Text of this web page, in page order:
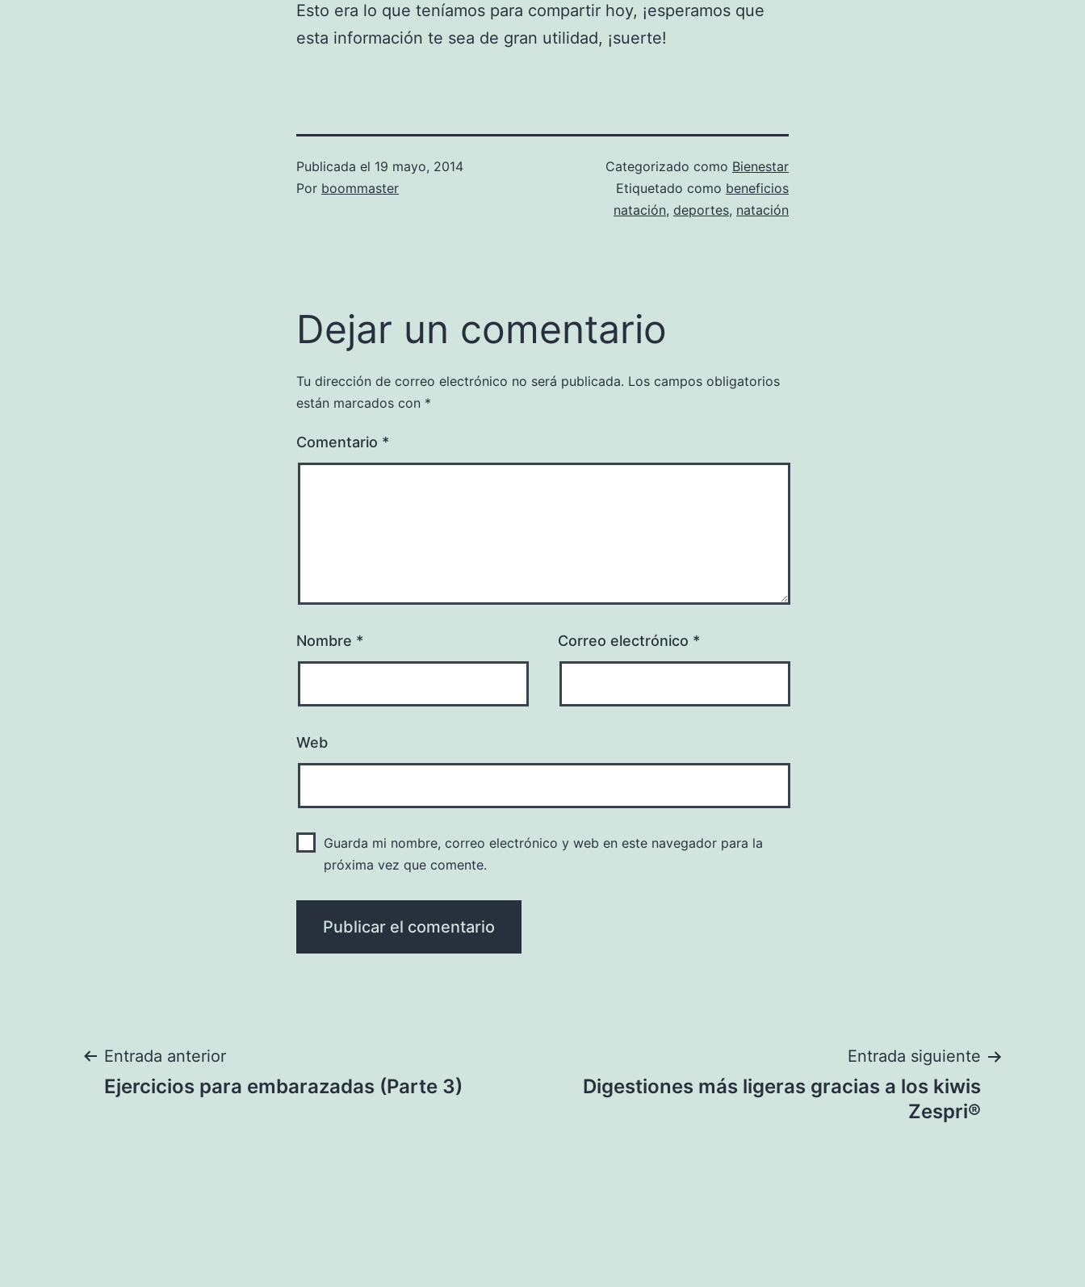
Esto era lo que teníamos para compartir hoy, ¡esperamos que
esta información te sea de gran utilidad, ¡suerte!
Publicada el 19 mayo, 2014
Por boommaster
Categorizado como Bienestar
Etiquetado como beneficios
natación, deportes, natación
Dejar un comentario
Tu dirección de correo electrónico no será publicada. Los campos obligatorios
están marcados con *
Comentario *
Nombre * Correo electrónico *
Web
Guarda mi nombre, correo electrónico y web en este navegador para la
próxima vez que comente.
Navegación
Entrada anterior
Ejercicios para embarazadas (Parte 3)
Entrada siguiente
Digestiones más ligeras gracias a los kiwis
Zespri®